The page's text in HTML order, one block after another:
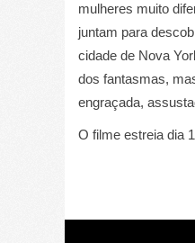
mulheres muito
juntam para
cidade de Nova
dos fantasmas,
engraçada,
O filme estreia dia